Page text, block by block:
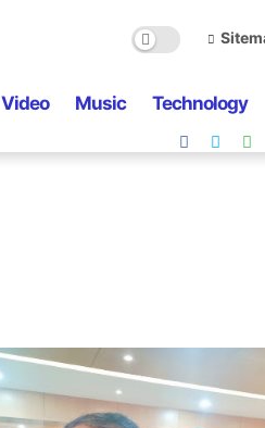
Video Music Technology